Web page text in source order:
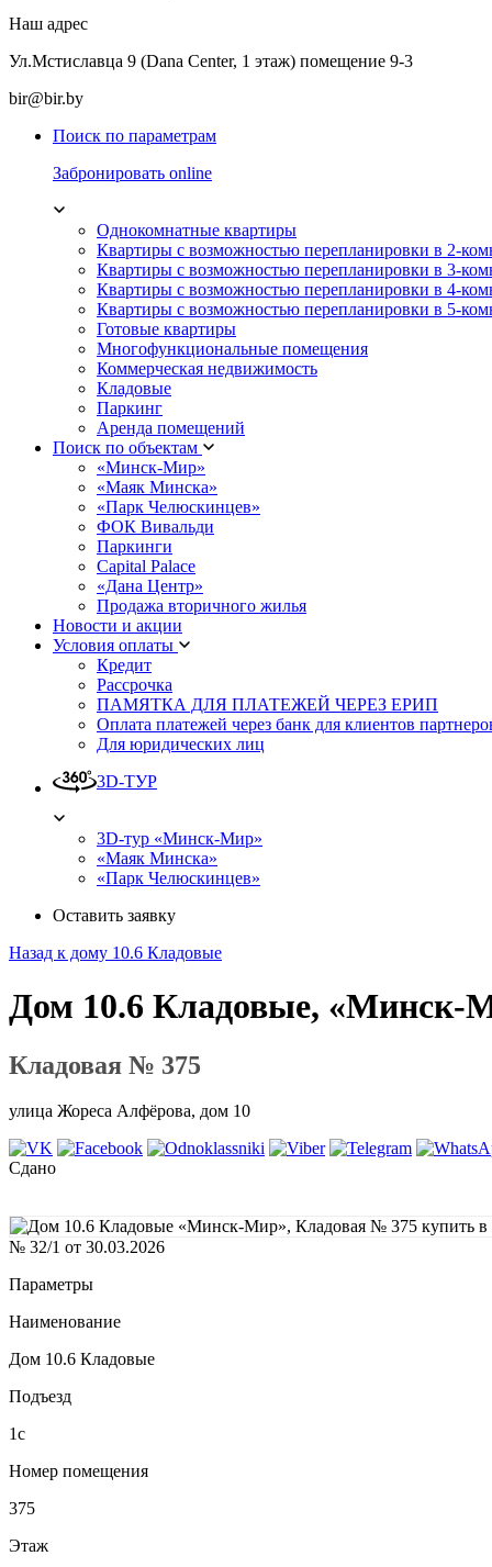
Наш адрес
Ул.Мстиславца 9 (Dana Center, 1 этаж) помещение 9-3
bir@bir.by
Поиск по параметрам
Забронировать online
Однокомнатные квартиры
Квартиры с возможностью перепланировки в 2-
Квартиры с возможностью перепланировки в 3-
Квартиры с возможностью перепланировки в 4-
Квартиры с возможностью перепланировки в 5-
Готовые квартиры
Многофункциональные помещения
Коммерческая недвижимость
Кладовые
Паркинг
Аренда помещений
Поиск по объектам
«Минск-Мир»
«Маяк Минска»
«Парк Челюскинцев»
ФОК Вивальди
Паркинги
Capital Palace
«Дана Центр»
Продажа вторичного жилья
Новости и акции
Условия оплаты
Кредит
Рассрочка
ПАМЯТКА ДЛЯ ПЛАТЕЖЕЙ ЧЕРЕЗ ЕРИП
Оплата платежей через банк для клиентов
Для юридических лиц
3D-ТУР
3D-тур «Минск-Мир»
«Маяк Минска»
«Парк Челюскинцев»
Оставить заявку
Назад к дому 10.6 Кладовые
Дом 10.6 Кладовые, «Минск-
Кладовая № 375
улица Жореса Алфёрова, дом 10
Сдано
№ 32/1 от 30.03.2026
Параметры
Наименование
Дом 10.6 Кладовые
Подъезд
1с
Номер помещения
375
Этаж